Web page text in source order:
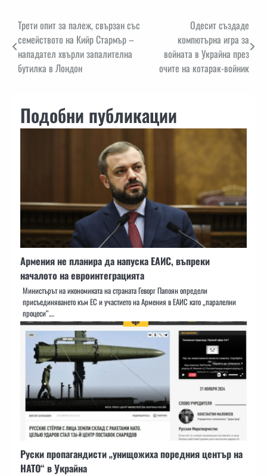
Навигация
Трети опит за палеж, свързан със
семейството на Кийр Стармър –
нападател хвърли запалителна
бутилка в Лондон
Одесит създаде
компютърна игра за
войната в Украйна през
очите на котарак-войник
Подобни публикации
Армения не планира да напуска ЕАИС, въпреки
началото на евроинтеграцията
Министърът на икономиката на страната Геворг Папоян определи
присъединяването към ЕС и участието на Армения в ЕАИС като „паралелни
процеси“.…
Руски пропагандисти „унищожиха поредния център на
НАТО“ в Украйна